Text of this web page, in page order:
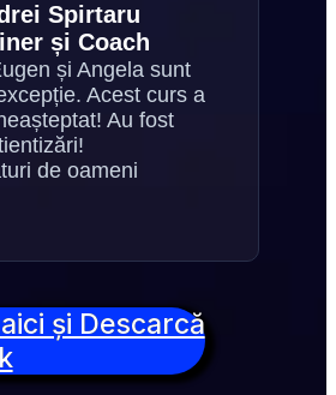
și Descarcă
și Angela sunt
Acest curs a
Au fost
de oameni
Spirtaru
și Coach